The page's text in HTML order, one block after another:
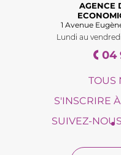
AGENCE
1 Avenue
Lundi au
04
TOUS
S'INSCRIRE
SUIVEZ-NOUS